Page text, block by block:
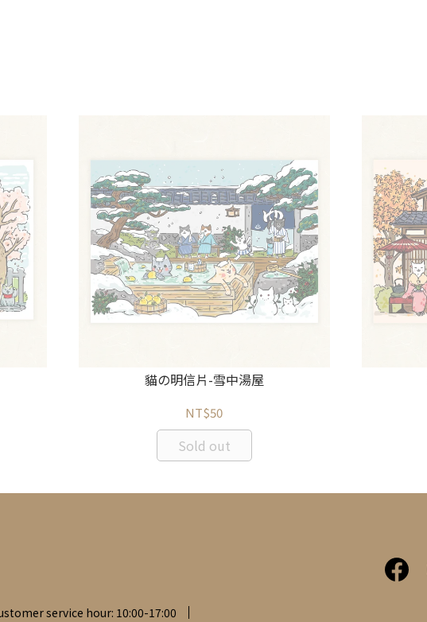
貓の明信片-雪中湯屋
NT$50
Sold out
service hour: 10:00-17:00